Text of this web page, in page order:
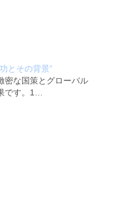
とその背景”
密な国策とグローバル
です。1…